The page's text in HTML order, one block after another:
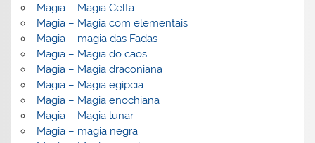
Magia – Magia Celta
Magia – Magia com elementais
Magia – magia das Fadas
Magia – Magia do caos
Magia – Magia draconiana
Magia – Magia egípcia
Magia – Magia enochiana
Magia – Magia lunar
Magia – magia negra